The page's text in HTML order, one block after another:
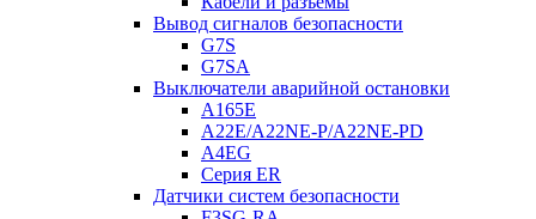
Вывод сигналов безопасности
G7S
G7SA
Выключатели аварийной остановки
A165E
A22E/A22NE-P/A22NE-PD
A4EG
Серия ER
Датчики систем безопасности